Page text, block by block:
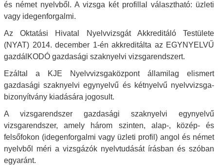
és német nyelvből. A vizsga két profillal választható: üzleti
vagy idegenforgalmi.
Az Oktatási Hivatal Nyelvvizsgát Akkreditáló Testülete
(NYAT) 2014. december 1-én akkreditálta az EGYNYELVŰ
gazdálKODÓ gazdasági szaknyelvi vizsgarendszert.
Ezáltal a KJE Nyelvvizsgaközpont államilag elismert
gazdasági szaknyelvi egynyelvű és kétnyelvű nyelvvizsga-
bizonyítvány kiadására jogosult.
A vizsgarendszer gazdasági szaknyelvi egynyelvű
vizsgarendszer, amely három szinten, alap-, közép- és
felsőfokon (idegenforgalmi vagy üzleti profil) angol és német
nyelvből méri a vizsgázók nyelvtudását írásban és szóban
egyaránt.